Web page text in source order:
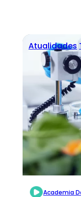
Atualidades
Academia